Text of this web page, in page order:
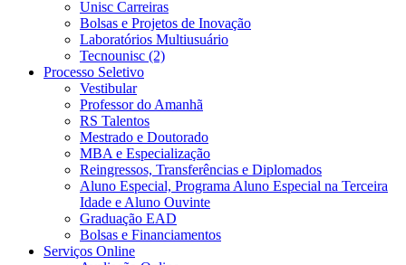
Unisc Carreiras
Bolsas e Projetos de Inovação
Laboratórios Multiusuário
Tecnounisc (2)
Processo Seletivo
Vestibular
Professor do Amanhã
RS Talentos
Mestrado e Doutorado
MBA e Especialização
Reingressos, Transferências e Diplomados
Aluno Especial, Programa Aluno Especial na Terceira
Idade e Aluno Ouvinte
Graduação EAD
Bolsas e Financiamentos
Serviços Online